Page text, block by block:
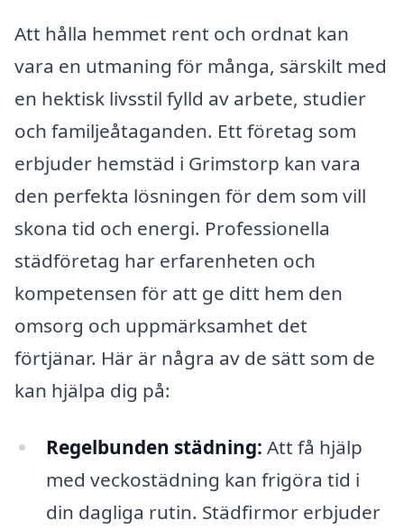
Att hålla hemmet rent och ordnat kan
vara en utmaning för många, särskilt med
en hektisk livsstil fylld av arbete, studier
och familjeåtaganden. Ett företag som
erbjuder hemstäd i Grimstorp kan vara
den perfekta lösningen för dem som vill
skona tid och energi. Professionella
städföretag har erfarenheten och
kompetensen för att ge ditt hem den
omsorg och uppmärksamhet det
förtjänar. Här är några av de sätt som de
kan hjälpa dig på:
Regelbunden städning: Att få hjälp
med veckostädning kan frigöra tid i
din dagliga rutin. Städfirmor erbjuder